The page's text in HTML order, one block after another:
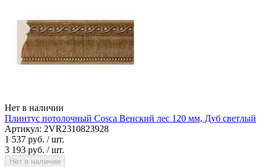
Нет в наличии
Плинтус потолочный Cosca Венский лес 120 мм, Дуб светлый
Артикул: 2VR2310823928
1 537 руб. / шт.
3 193 руб. / шт.
Нет в наличии